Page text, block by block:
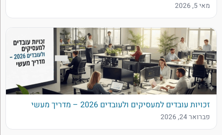
מאי 5, 2026
זכויות עובדים למעסיקים ולעובדים 2026 – מדריך מעשי
פברואר 24, 2026